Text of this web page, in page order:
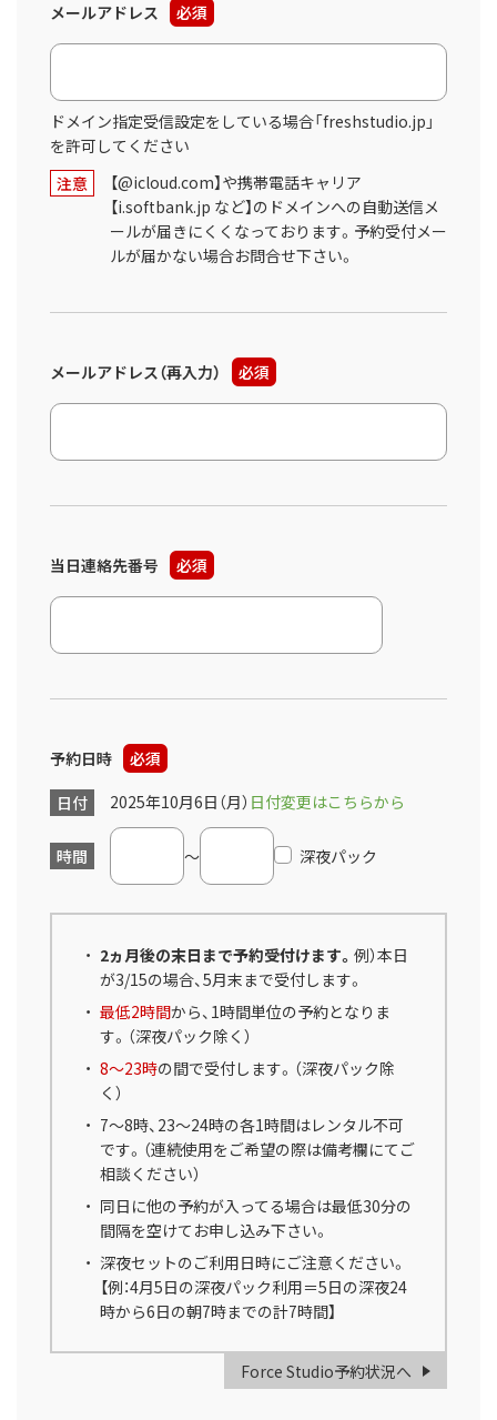
メールアドレス 必須
ドメイン指定受信設定をしている場合「freshstudio.jp」
を許可してください
注意
【@icloud.com】や携帯電話キャリア
【i.softbank.jp など】のドメインへの自動送信メ
ールが届きにくくなっております。予約受付メー
ルが届かない場合お問合せ下さい。
メールアドレス（再入力） 必須
当日連絡先番号 必須
予約日時
必須
日付
2025年10月6日（月） 日付変更はこちらから
時間 ～ 深夜パック
2ヵ月後の末日まで予約受付けます。 例）本日
が3/15の場合、5月末まで受付します。
最低2時間から、1時間単位の予約となりま
す。（深夜パック除く）
8～23時の間で受付します。（深夜パック除
く）
7～8時、23～24時の各1時間はレンタル不可
です。（連続使用をご希望の際は備考欄にてご
相談ください）
同日に他の予約が入ってる場合は最低30分の
間隔を空けてお申し込み下さい。
深夜セットのご利用日時にご注意ください。
【例：4月5日の深夜パック利用＝5日の深夜24
時から6日の朝7時までの計7時間】
Force Studio予約状況へ